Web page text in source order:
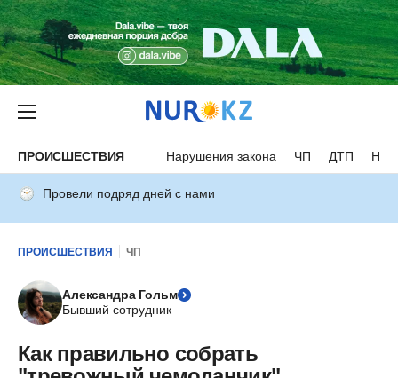
ПРОИСШЕСТВИЯ Нарушения закона ЧП ДТП
Провели подряд дней с нами
ПРОИСШЕСТВИЯ ЧП
Александра Гольм
Бывший сотрудник
Как правильно собрать